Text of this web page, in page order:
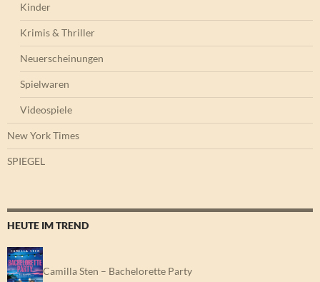
Kinder
Krimis & Thriller
Neuerscheinungen
Spielwaren
Videospiele
New York Times
SPIEGEL
HEUTE IM TREND
Camilla Sten – Bachelorette Party